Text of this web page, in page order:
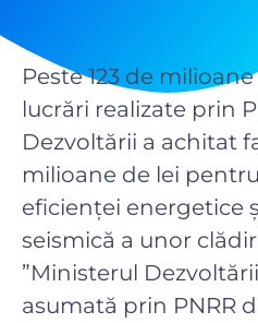
Peste 123 de
lucrări realizate prin
Dezvoltării a achitat
milioane de lei
eficienței energetice
seismică a unor
”Ministerul
asumată prin PNRR